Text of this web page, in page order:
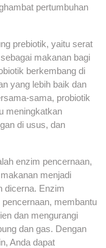
pertumbuhan
prebiotik, yaitu serat
makanan bagi
berkembang di
yang lebih baik dan
sama, probiotik
meningkatkan
di usus, dan
enzim pencernaan,
menjadi
dicerna. Enzim
membantu
dan mengurangi
dan gas. Dengan
Anda dapat